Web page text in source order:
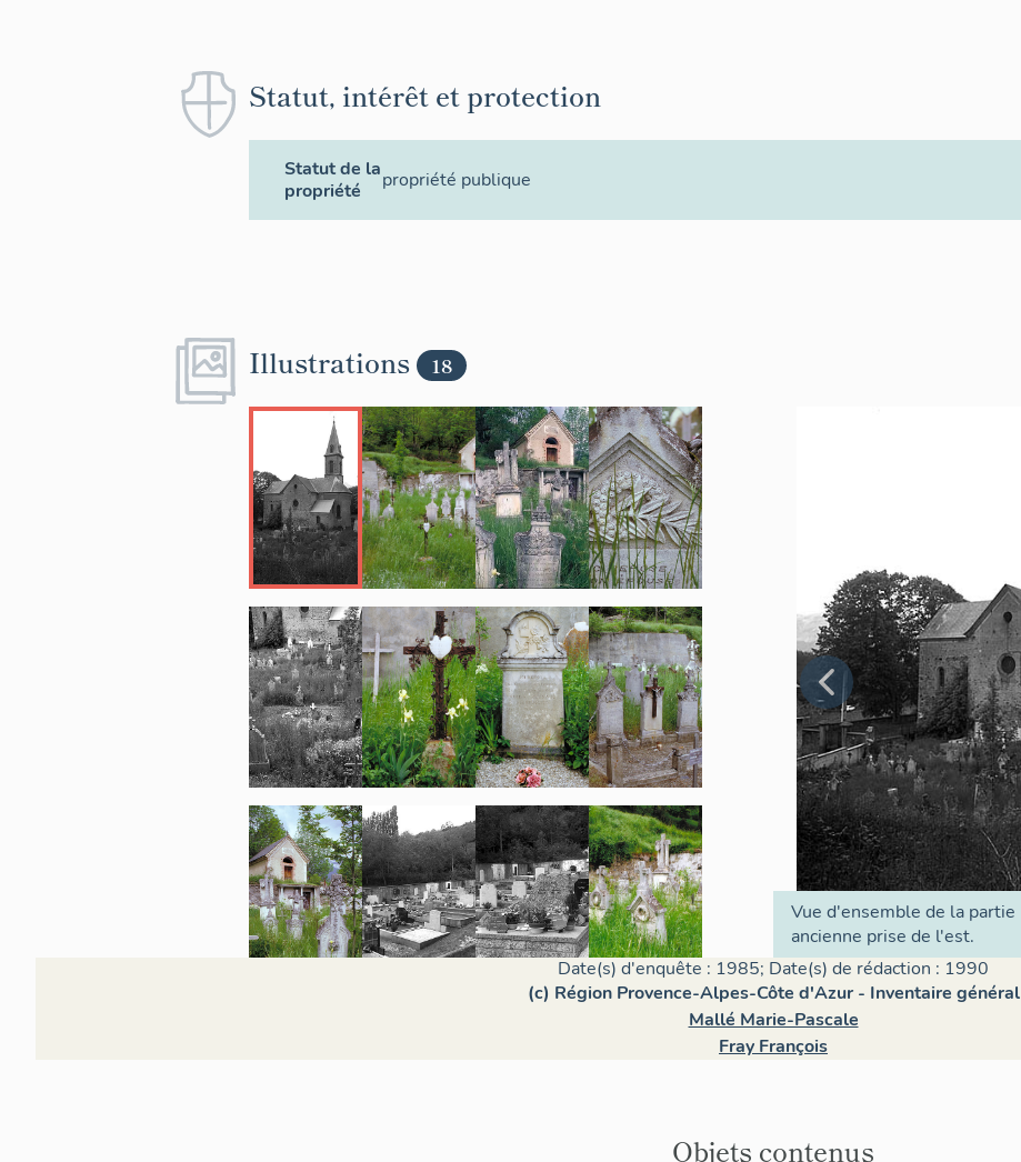
Statut, intérêt et protection
Statut de la
propriété
propriété publique
Illustrations 18
Vue d'ensemble de la partie
ancienne prise de l'est.
Date(s) d'enquête : 1985; Date(s) de rédaction : 1990
(c) Région Provence-Alpes-Côte d'Azur - Inventaire général
Mallé Marie-Pascale
Fray François
Objets contenus